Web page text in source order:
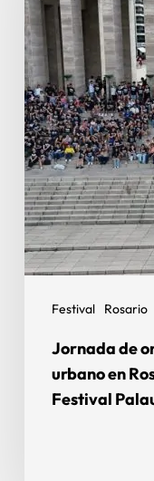
Festival Rosario
Jornada de
urbano en
Festival